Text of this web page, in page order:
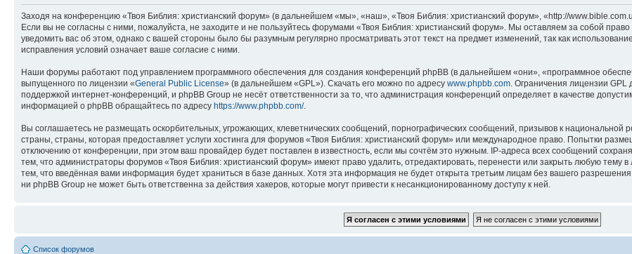
Заходя на конференцию «Твоя Библия: христианский форум» (в дальнейшем «мы», «наш», «Твоя Библия: христианский форум», «http://
Если вы не согласны с ними, пожалуйста, не заходите и не пользуйтесь форумами «Твоя Библия: христианский форум». Мы оставляем за собой
уведомить вас об этом, однако с вашей стороны было бы разумным регулярно просматривать этот текст на предмет изменений, так как
исправления условий означает ваше согласие с ними.
Наши форумы работают под управлением программного обеспечения для создания конференций phpBB (в дальнейшем «они», «программное
выпущенного по лицензии «General Public License» (в дальнейшем «GPL»). Скачать его можно по адресу www.phpbb.com . Ограничения лицензии
поддержкой интернет-конференций, и phpBB Group не несёт ответственности за то, что администрация конференций определяет в качестве
информацией о phpBB обращайтесь по адресу https://www.phpbb.com/.
Вы соглашаетесь не размещать оскорбительных, угрожающих, клеветнических сообщений, порнографических сообщений, призывов к
страны, страны, которая предоставляет услуги хостинга для форумов «Твоя Библия: христианский форум» или международное право. Попытки
отключению от конференции, при этом ваш провайдер будет поставлен в известность, если мы сочтём это нужным. IP-адреса всех сообщений
тем, что администраторы форумов «Твоя Библия: христианский форум» имеют право удалить, отредактировать, перенести или закрыть любую тему
тем, что введённая вами информация будет храниться в базе данных. Хотя эта информация не будет открыта третьим лицам без вашего
ни phpBB Group не может быть ответственна за действия хакеров, которые могут привести к несанкционированному доступу к ней.
Список форумов